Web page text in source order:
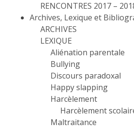
RENCONTRES 2017 –
Archives, Lexique et
ARCHIVES
LEXIQUE
Aliénation parentale
Bullying
Discours paradoxal
Happy slapping
Harcèlement
Harcèlement
Maltraitance